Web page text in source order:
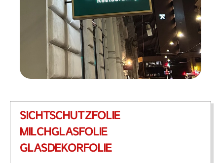
SICHTSCHUTZFOLIE
MILCHGLASFOLIE
GLASDEKORFOLIE